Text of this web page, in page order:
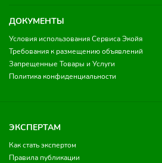
ДОКУМЕНТЫ
Условия использования Сервиса Экойя
Требования к размещению объявлений
Запрещенные Товары и Услуги
Политика конфиденциальности
ЭКСПЕРТАМ
Как стать экспертом
Правила публикации